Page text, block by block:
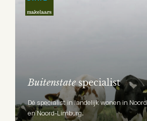
Buitenstatespecialist
Dé specialist in landelijk wonen in
en Noord-Limburg.